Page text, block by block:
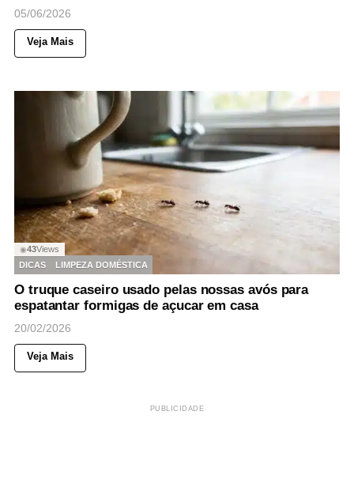
05/06/2026
Veja Mais
◉43Views
DICAS
LIMPEZA DOMÉSTICA
O truque caseiro usado pelas nossas avós para
espatantar formigas de açucar em casa
20/02/2026
Veja Mais
PUBLICIDADE